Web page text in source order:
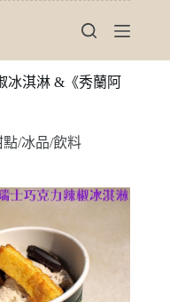
冰淇淋 &《秀蘭阿
/冰品/飲料